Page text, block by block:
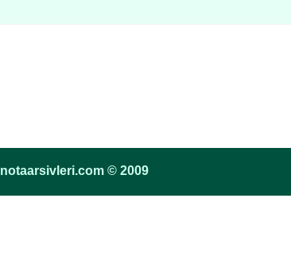
notaarsivleri.com © 2009